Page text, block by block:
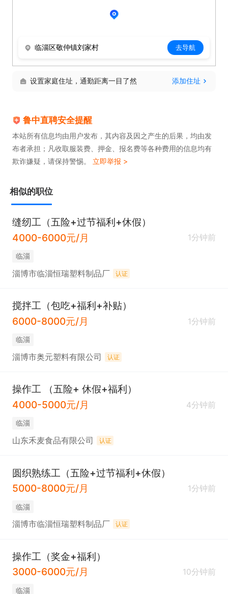
临淄区敬仲镇刘家村 去导航
设置家庭住址，通勤距离一目了然 添加住址
鲁中直聘安全提醒
本站所有信息均由用户发布，其内容及因之产生的后果，均由发
布者承担；凡收取服装费、押金、报名费等各种费用的信息均有
欺诈嫌疑，请保持警惕。 立即举报 >
相似的职位
缝纫工（五险+过节福利+休假）
4000-6000元/月
1分钟前
临淄
淄博市临淄恒瑞塑料制品厂 认证
搅拌工（包吃+福利+补贴）
6000-8000元/月
1分钟前
临淄
淄博市奥元塑料有限公司 认证
操作工 （五险+ 休假+福利）
4000-5000元/月
4分钟前
临淄
山东禾麦食品有限公司 认证
圆织熟练工（五险+过节福利+休假）
5000-8000元/月
1分钟前
临淄
淄博市临淄恒瑞塑料制品厂 认证
操作工（奖金+福利）
3000-6000元/月
10分钟前
临淄